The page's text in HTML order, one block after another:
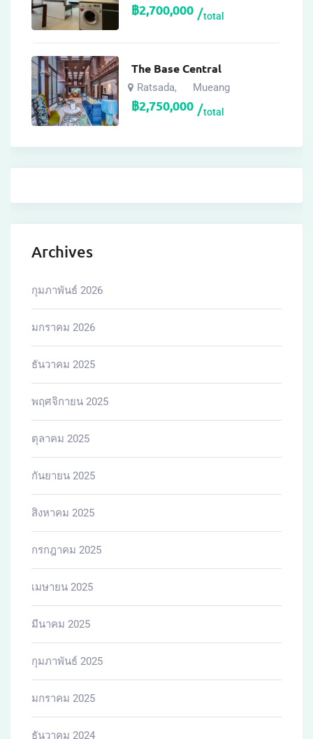
฿2,700,000 total
The Base Central
Ratsada, Mueang
฿2,750,000 total
Archives
กุมภาพันธ์ 2026
มกราคม 2026
ธันวาคม 2025
พฤศจิกายน 2025
ตุลาคม 2025
กันยายน 2025
สิงหาคม 2025
กรกฎาคม 2025
เมษายน 2025
มีนาคม 2025
กุมภาพันธ์ 2025
มกราคม 2025
ธันวาคม 2024